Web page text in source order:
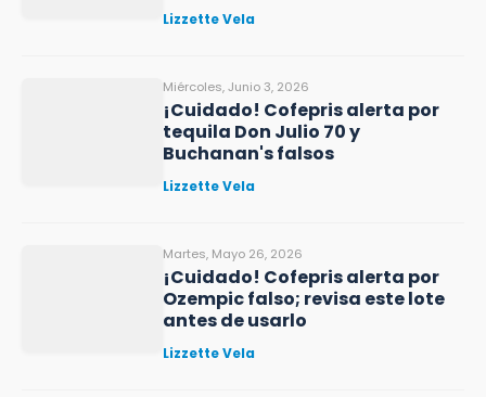
Lizzette Vela
Miércoles, Junio 3, 2026
¡Cuidado! Cofepris alerta por
tequila Don Julio 70 y
Buchanan's falsos
Lizzette Vela
Martes, Mayo 26, 2026
¡Cuidado! Cofepris alerta por
Ozempic falso; revisa este lote
antes de usarlo
Lizzette Vela